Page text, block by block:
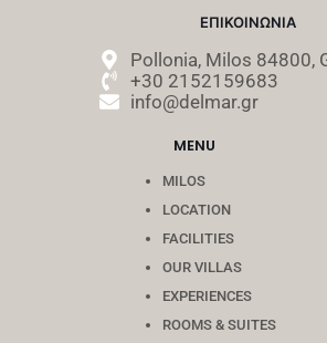
ΕΠΙΚΟΙΝΩΝΙΑ
Pollonia, Milos 84800,
+30 2152159683
info@delmar.gr
MENU
MILOS
LOCATION
FACILITIES
OUR VILLAS
EXPERIENCES
ROOMS & SUITES